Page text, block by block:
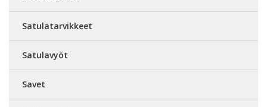
Satulatarvikkeet
Satulavyöt
Savet